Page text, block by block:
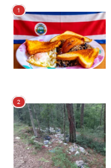
1
2